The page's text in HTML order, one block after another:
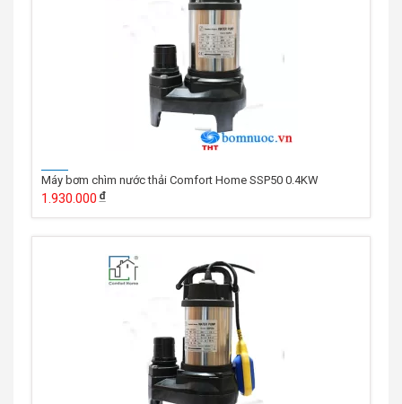
Máy bơm chìm nước thải Comfort Home SSP50 0.4KW
1.930.000